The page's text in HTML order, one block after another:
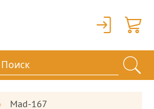
Вход
Mad-167